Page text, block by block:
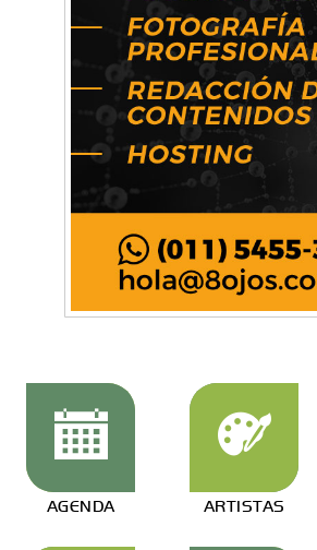
AGENDA ARTISTAS